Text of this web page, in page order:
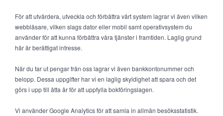
För att utvärdera, utveckla och förbättra vårt system lagrar vi även vilken
webbläsare, vilken slags dator eller mobil samt operativsystem du
använder för att kunna förbättra våra tjänster i framtiden. Laglig grund
här är berättigat intresse.
När du tar ut pengar från oss lagrar vi även bankkontonummer och
belopp. Dessa uppgifter har vi en laglig skyldighet att spara och det
görs i upp till åtta år för att uppfylla bokföringslagen.
Vi använder Google Analytics för att samla in allmän besöksstatistik.